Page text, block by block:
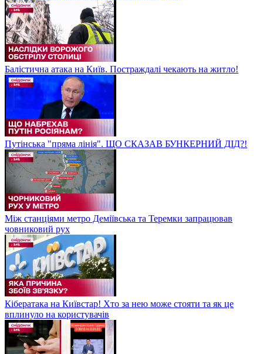
Балістична атака на Київ. Постраждалі чекають на житло!
Путінська "пряма лінія". ЩО СКАЗАВ БУНКЕРНИЙ ДІД?!
Між станціями метро Деміївська та Теремки запрацював
човниковий рух
Кібератака на Київстар! Хто за нею може стояти та як це
вплинуло на користувачів